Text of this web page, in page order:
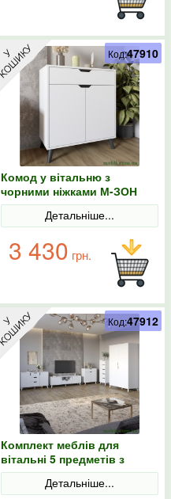
Комод у вітальню з
чорними ніжками М-ЗОН
Борн 750 Німфеа Альба
Детальніше...
3 430 грн.
Код:47910
Комплект меблів для
вітальні 5 предметів з
білими ніжками М-ЗОН
Борн Дуб Артизан/Антрацит
Детальніше...
Код:47912